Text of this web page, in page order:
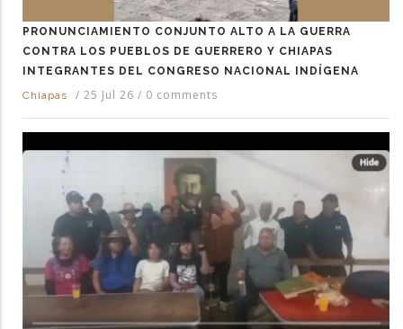
PRONUNCIAMIENTO CONJUNTO ALTO A LA GUERRA
CONTRA LOS PUEBLOS DE GUERRERO Y CHIAPAS
INTEGRANTES DEL CONGRESO NACIONAL INDÍGENA
Chiapas
/ 25 Jul 26 / 0 comments